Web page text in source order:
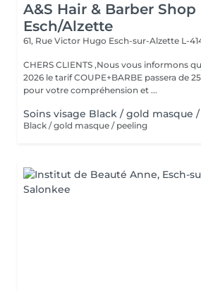
A&S Hair & Barber Shop
Esch/Alzette
61, Rue Victor Hugo Esch-sur-Alzette L-
CHERS CLIENTS ,Nous vous informons
2026 le tarif COUPE+BARBE passera de
pour votre compréhension et ...
Soins visage Black / gold masque
Black / gold masque / peeling